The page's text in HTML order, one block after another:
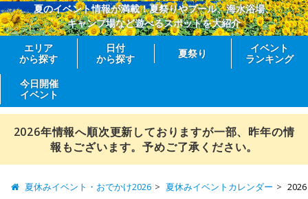
夏のイベント情報が満載！夏祭りやプール、海水浴場、
キャンプ場など遊べるスポットを大紹介
エリア
から探す
日付
から探す
夏祭り
イベント
ランキング
今日開催
イベント
2026年情報へ順次更新しておりますが一部、昨年の情
報もございます。予めご了承ください。
夏休みイベント・おでかけ2026 夏休みイベントカレンダー